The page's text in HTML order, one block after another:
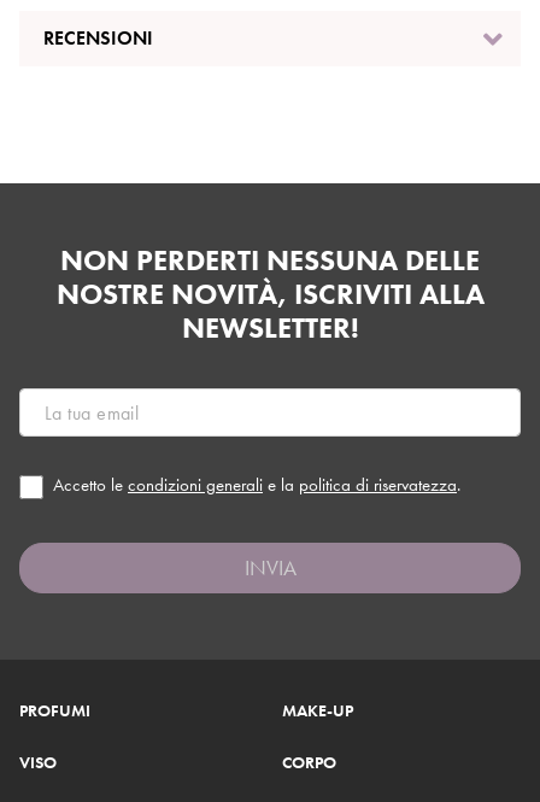
RECENSIONI
NON PERDERTI NESSUNA DELLE
NOSTRE NOVITÀ, ISCRIVITI ALLA
NEWSLETTER!
Accetto le condizioni generali e la politica di riservatezza.
INVIA
PROFUMI MAKE-UP
VISO CORPO